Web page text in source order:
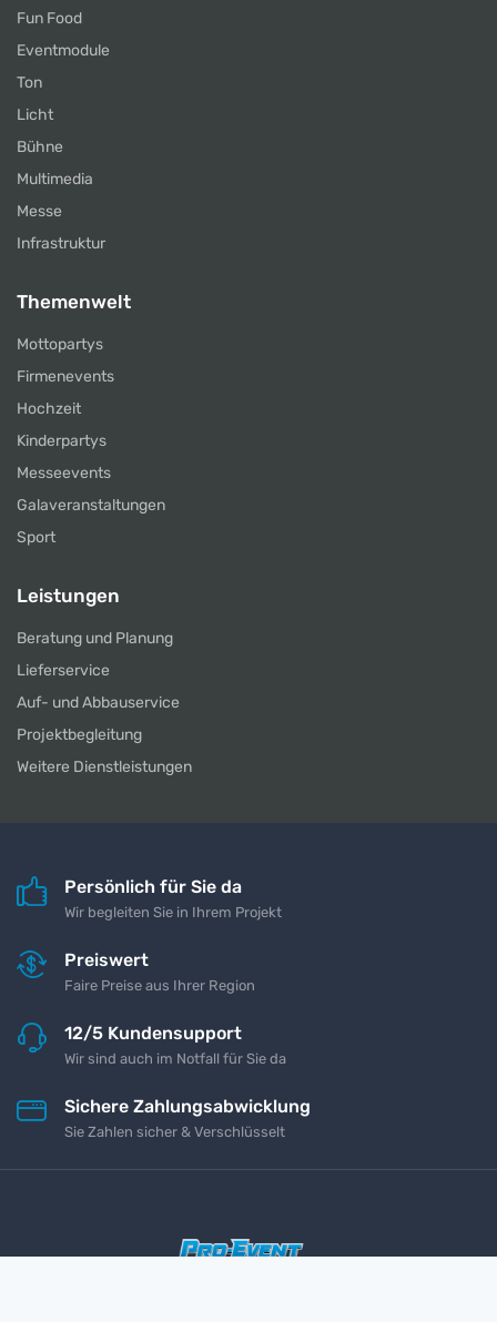
Fun Food
Eventmodule
Ton
Licht
Bühne
Multimedia
Messe
Infrastruktur
Themenwelt
Mottopartys
Firmenevents
Hochzeit
Kinderpartys
Messeevents
Galaveranstaltungen
Sport
Leistungen
Beratung und Planung
Lieferservice
Auf- und Abbauservice
Projektbegleitung
Weitere Dienstleistungen
Persönlich für Sie da
Wir begleiten Sie in Ihrem Projekt
Preiswert
Faire Preise aus Ihrer Region
12/5 Kundensupport
Wir sind auch im Notfall für Sie da
Sichere Zahlungsabwicklung
Sie Zahlen sicher & Verschlüsselt